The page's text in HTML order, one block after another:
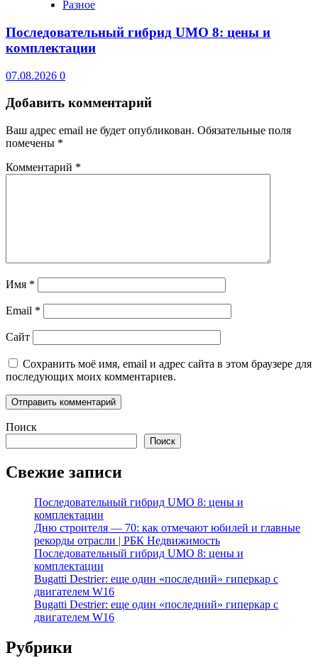
Разное
Последовательный гибрид UMO 8: цены и
комплектации
07.08.2026 0
Добавить комментарий
Ваш адрес email не будет опубликован. Обязательные поля
помечены *
Комментарий *
Имя *
Email *
Сайт
Сохранить моё имя, email и адрес сайта в этом браузере для
последующих моих комментариев.
Поиск
Поиск
Свежие записи
Последовательный гибрид UMO 8: цены и
комплектации
Дню строителя — 70: как отмечают юбилей и главные
рекорды отрасли | РБК Недвижимость
Последовательный гибрид UMO 8: цены и
комплектации
Bugatti Destrier: еще один «последний» гиперкар с
двигателем W16
Bugatti Destrier: еще один «последний» гиперкар с
двигателем W16
Рубрики